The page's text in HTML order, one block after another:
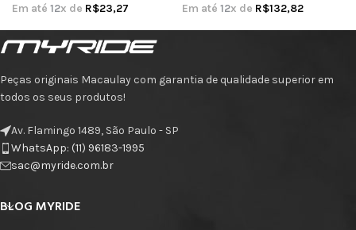
Em até 12x de R$23,27
Em até 12x de R$132,82
Peças originais Macaulay com garantia de qualidade superior em
todos os seus produtos!
Av. Flamingo 1489, São Paulo - SP
WhatsApp: (11) 96183-1995
sac@myride.com.br
BLOG MYRIDE